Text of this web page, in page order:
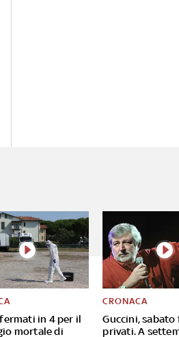
in 4 per il
mortale di
Guccini,
privati. A
CRONACA